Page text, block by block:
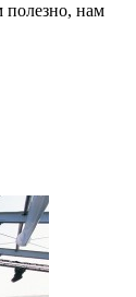
полезно, нам